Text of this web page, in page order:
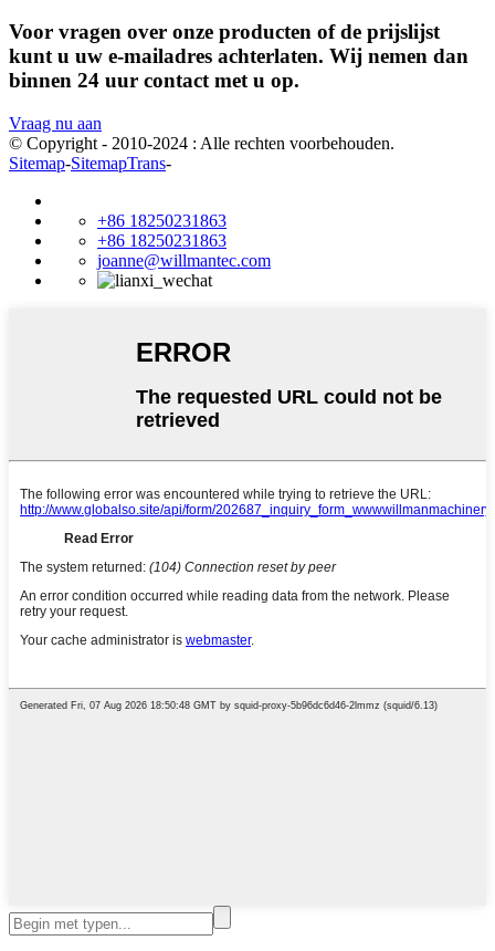
Voor vragen over onze producten of de prijslijst
kunt u uw e-mailadres achterlaten. Wij nemen dan
binnen 24 uur contact met u op.
Vraag nu aan
© Copyright - 2010-2024 : Alle rechten voorbehouden.
Sitemap-SitemapTrans-
+86 18250231863
+86 18250231863
joanne@willmantec.com